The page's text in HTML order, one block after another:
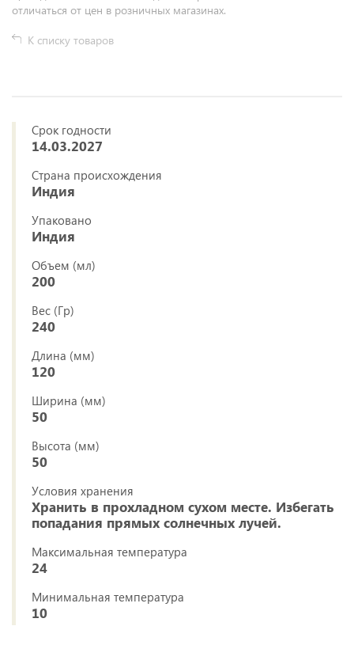
отличаться от цен в розничных магазинах.
К списку товаров
Срок годности
14.03.2027
Страна происхождения
Индия
Упаковано
Индия
Объем (мл)
200
Вес (Гр)
240
Длина (мм)
120
Ширина (мм)
50
Высота (мм)
50
Условия хранения
Хранить в прохладном сухом месте. Избегать
попадания прямых солнечных лучей.
Максимальная температура
24
Минимальная температура
10